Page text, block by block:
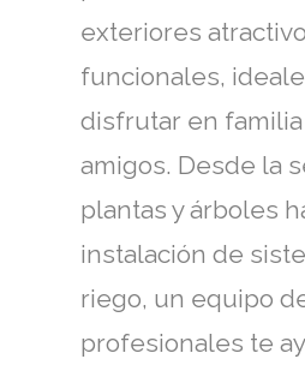
exteriores
funcionales,
disfrutar en familia
amigos. Desde la
plantas y árboles
instalación de
riego, un equipo
profesionales te